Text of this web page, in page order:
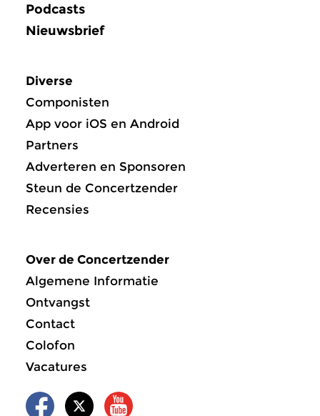
Podcasts
Nieuwsbrief
Diverse
Componisten
App voor iOS en Android
Partners
Adverteren en Sponsoren
Steun de Concertzender
Recensies
Over de Concertzender
Algemene Informatie
Ontvangst
Contact
Colofon
Vacatures